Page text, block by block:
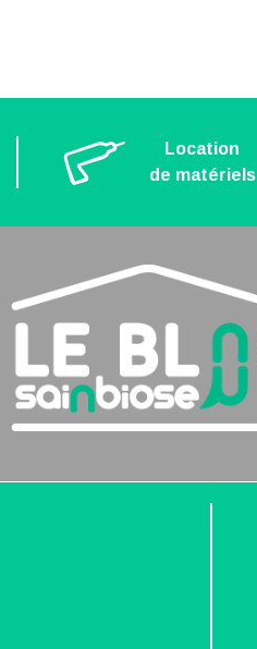
Location
de matériels